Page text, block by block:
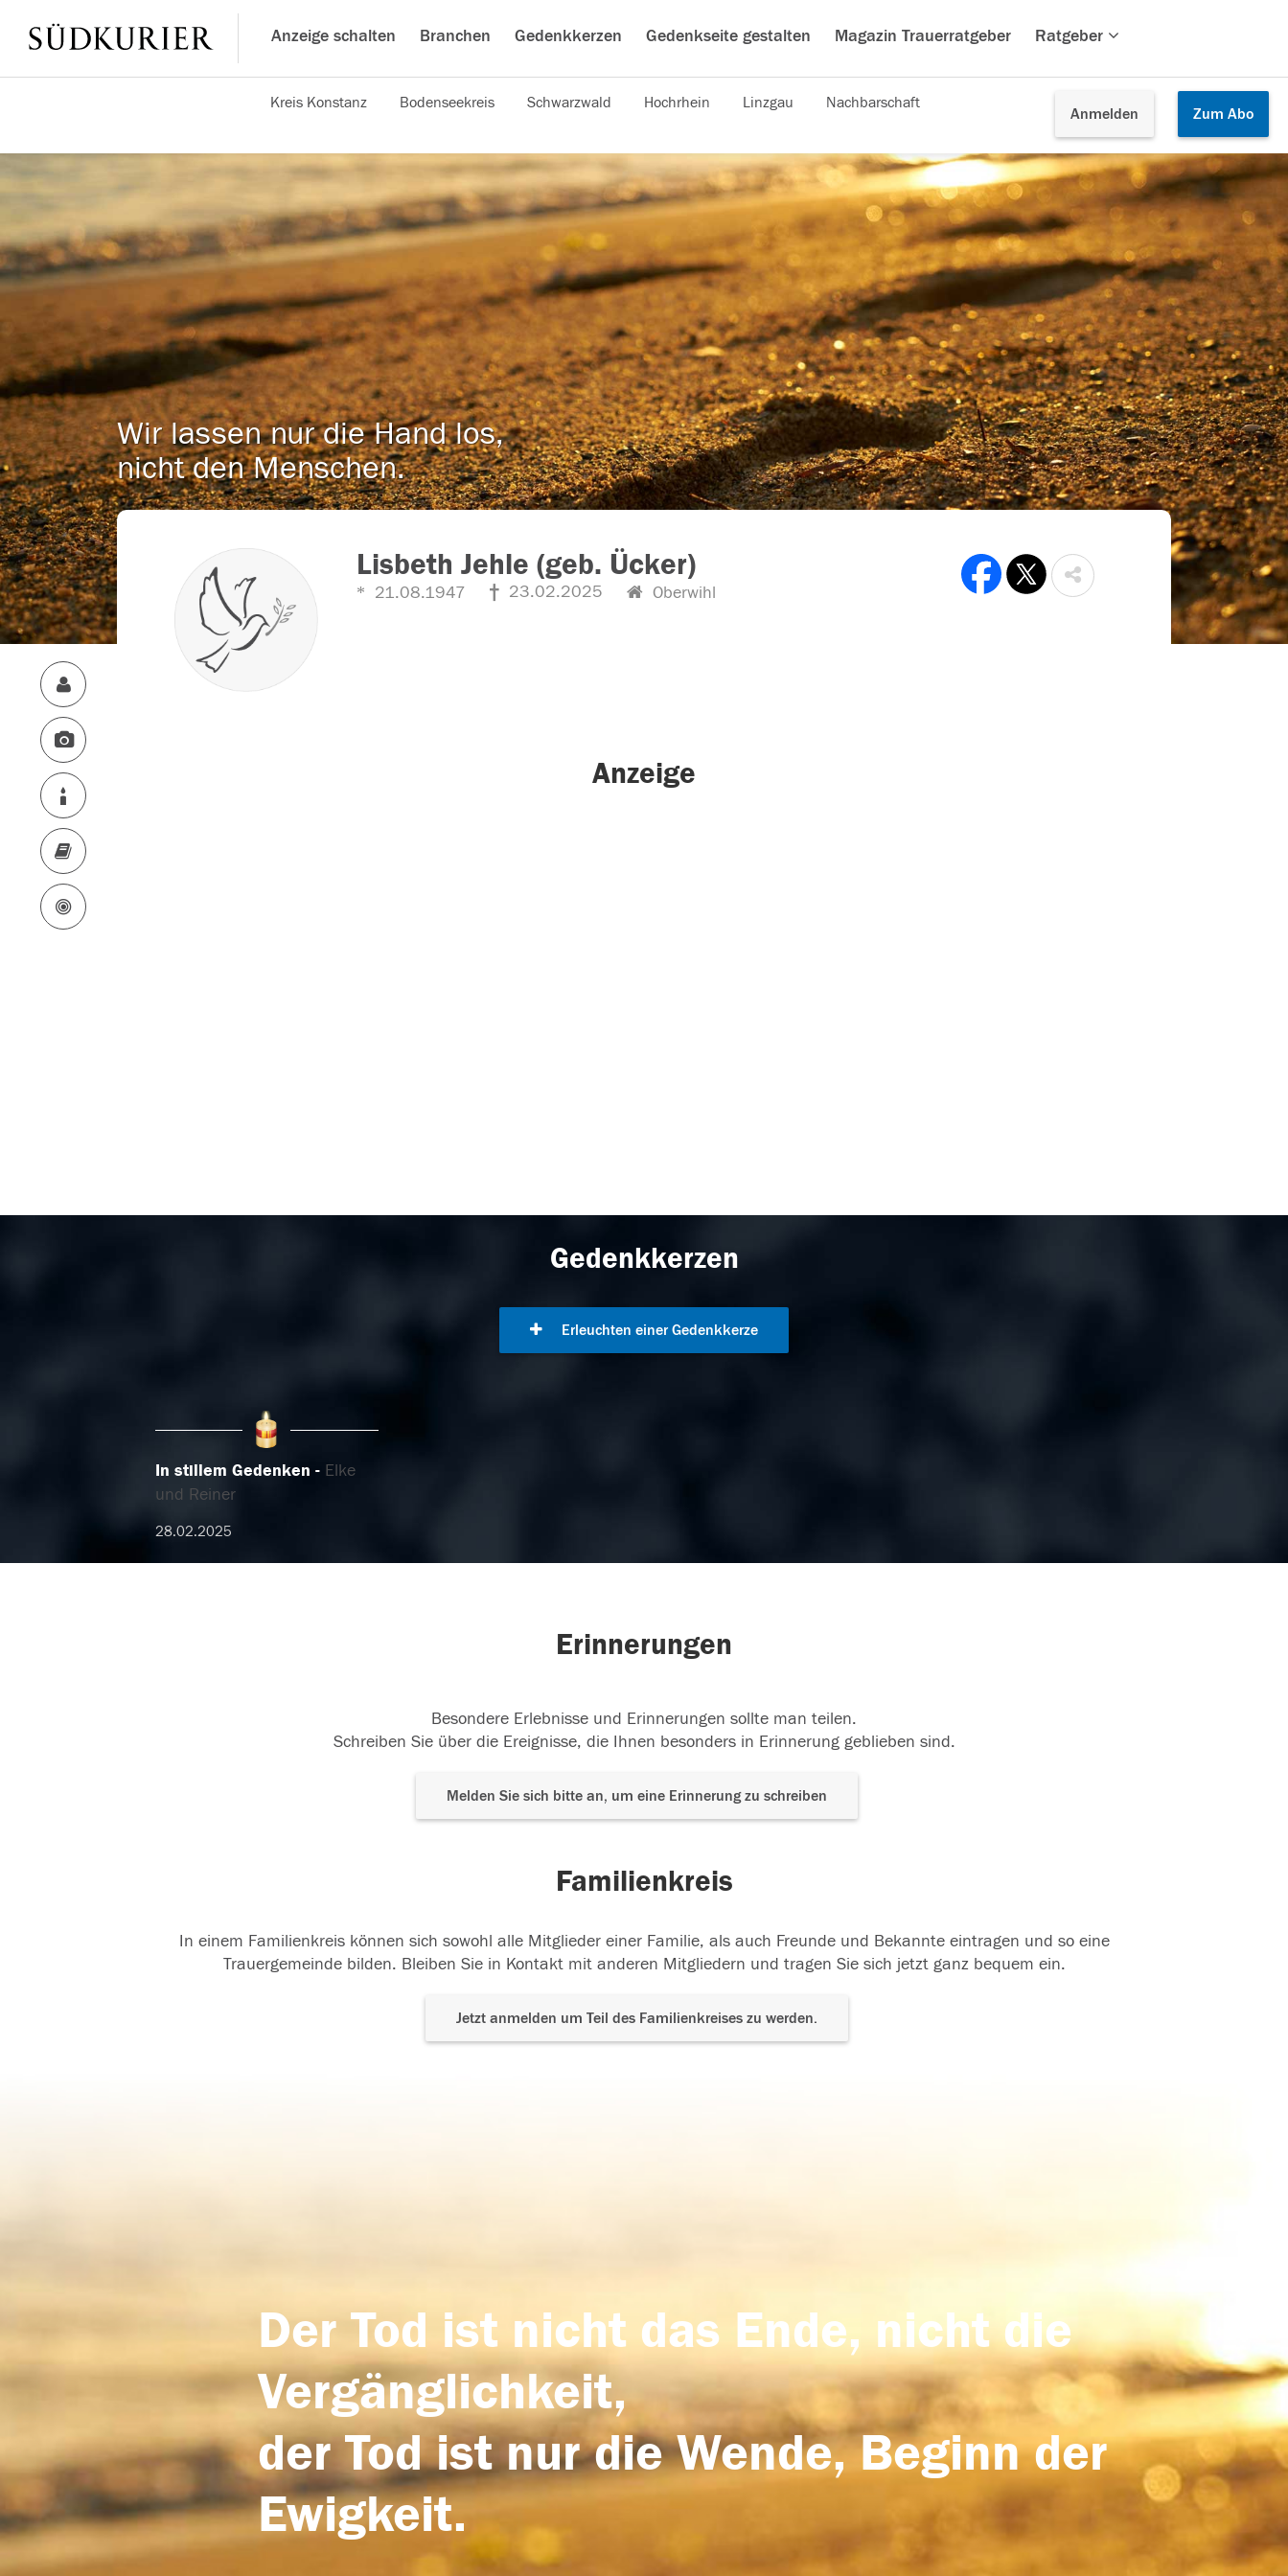
Anzeige schalten Branchen Gedenkkerzen Gedenkseite gestalten Magazin Trauerratgeber Ratgeber
Anmelden Zum Abo
Kreis Konstanz Bodenseekreis Schwarzwald Hochrhein Linzgau Nachbarschaft
Wir lassen nur die Hand los,
nicht den Menschen.
Lisbeth Jehle (geb. Ücker)
21.08.1947 23.02.2025 Oberwihl
Anzeige
Gedenkkerzen
Erleuchten einer Gedenkkerze
In stillem Gedenken
Elke
und Reiner
28.02.2025
Erinnerungen
Besondere Erlebnisse und Erinnerungen sollte man teilen.
Schreiben Sie über die Ereignisse, die Ihnen besonders in Erinnerung geblieben sind.
Melden Sie sich bitte an, um eine Erinnerung zu schreiben
Familienkreis
In einem Familienkreis können sich sowohl alle Mitglieder einer Familie, als auch Freunde und Bekannte eintragen und so eine
Trauergemeinde bilden. Bleiben Sie in Kontakt mit anderen Mitgliedern und tragen Sie sich jetzt ganz bequem ein.
Jetzt anmelden um Teil des Familienkreises zu werden.
Der Tod ist nicht das Ende, nicht die
Vergänglichkeit,
der Tod ist nur die Wende, Beginn der
Ewigkeit.